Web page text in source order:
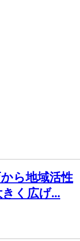
から地域活性
く広げ...